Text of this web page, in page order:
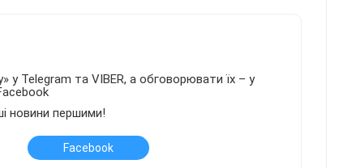
у Telegram та VIBER, а обговорювати їх – у
новини першими!
Facebook